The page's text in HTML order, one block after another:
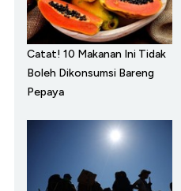
Catat! 10 Makanan Ini Tidak
Boleh Dikonsumsi Bareng
Pepaya